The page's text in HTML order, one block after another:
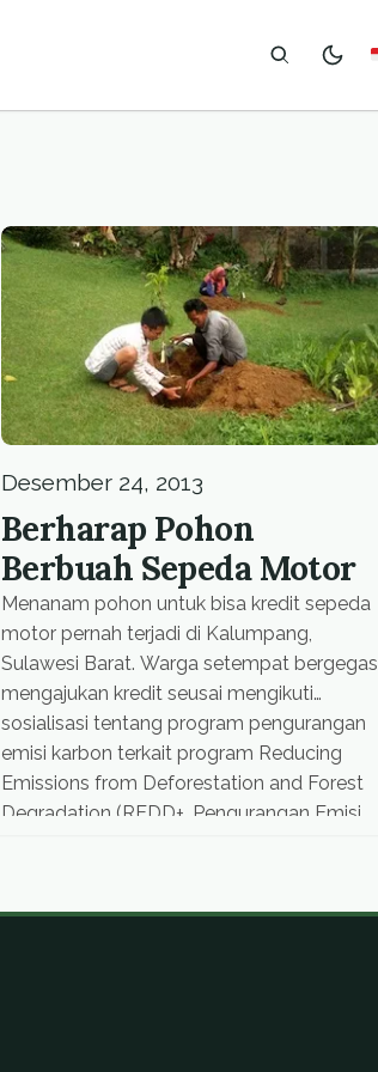
Desember 24, 2013
Berharap Pohon
Berbuah Sepeda Motor
Menanam pohon untuk bisa kredit sepeda
motor pernah terjadi di Kalumpang,
Sulawesi Barat. Warga setempat bergegas
mengajukan kredit seusai mengikuti
sosialisasi tentang program pengurangan
emisi karbon terkait program Reducing
Emissions from Deforestation and Forest
Degradation (REDD+, Pengurangan Emisi